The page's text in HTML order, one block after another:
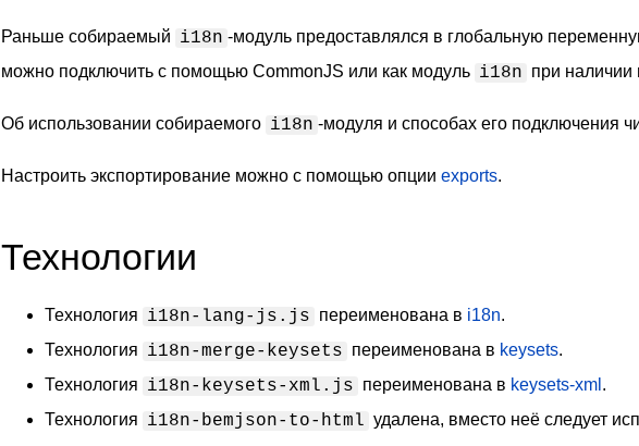
Раньше собираемый i18n -модуль предоставлялся в глобальную
можно подключить с помощью CommonJS или как модуль i18n при наличии
Об использовании собираемого i18n -модуля и способах его подключения
Настроить экспортирование можно с помощью опции exports.
Технологии
Технология i18n-lang-js.js переименована в i18n.
Технология i18n-merge-keysets переименована в keysets.
Технология i18n-keysets-xml.js переименована в keysets-xml .
Технология i18n-bemjson-to-html удалена, вместо неё следует